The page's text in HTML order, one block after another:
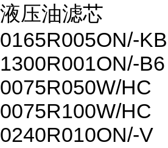
液压油滤芯
0165R005ON/-KB
1300R001ON/-B6
0075R050W/HC
0075R100W/HC
0240R010ON/-V